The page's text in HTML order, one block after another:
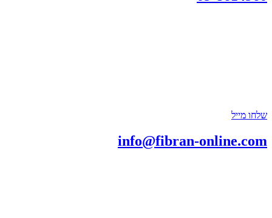
שלחו מייל
info@fibran-online.com